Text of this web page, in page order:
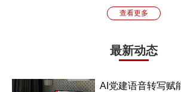
查看更多
最新动态
AI党建语音转写赋